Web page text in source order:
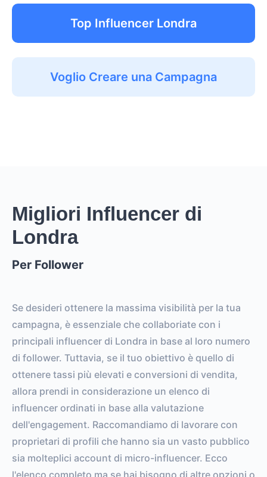
Top Influencer Londra
Voglio Creare una Campagna
Migliori Influencer di
Londra
Per Follower
Se desideri ottenere la massima visibilità per la tua
campagna, è essenziale che collaboriate con i
principali influencer di Londra in base al loro numero
di follower. Tuttavia, se il tuo obiettivo è quello di
ottenere tassi più elevati e conversioni di vendita,
allora prendi in considerazione un elenco di
influencer ordinati in base alla valutazione
dell'engagement. Raccomandiamo di lavorare con
proprietari di profili che hanno sia un vasto pubblico
sia molteplici account di micro-influencer. Ecco
l'elenco completo ma se hai bisogno di altre opzioni o